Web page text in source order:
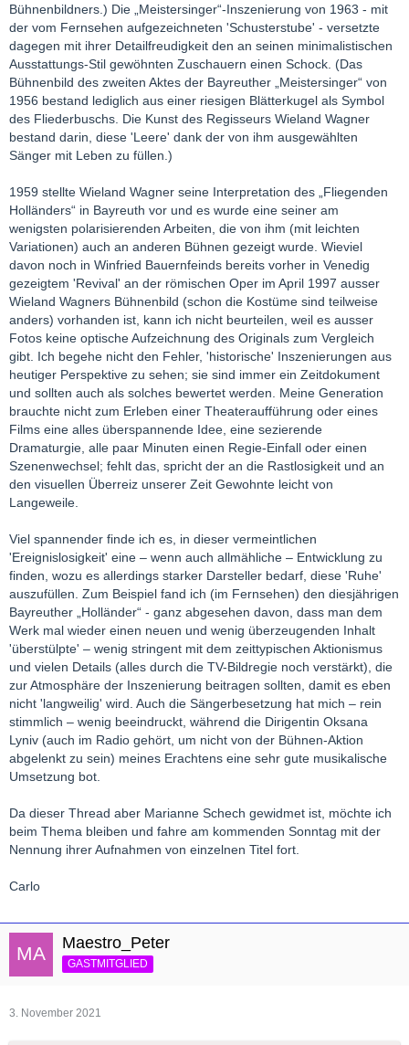
Bühnenbildners.) Die „Meistersinger“-Inszenierung von 1963 - mit
der vom Fernsehen aufgezeichneten 'Schusterstube' - versetzte
dagegen mit ihrer Detailfreudigkeit den an seinen minimalistischen
Ausstattungs-Stil gewöhnten Zuschauern einen Schock. (Das
Bühnenbild des zweiten Aktes der Bayreuther „Meistersinger“ von
1956 bestand lediglich aus einer riesigen Blätterkugel als Symbol
des Fliederbuschs. Die Kunst des Regisseurs Wieland Wagner
bestand darin, diese 'Leere' dank der von ihm ausgewählten
Sänger mit Leben zu füllen.)
1959 stellte Wieland Wagner seine Interpretation des „Fliegenden
Holländers“ in Bayreuth vor und es wurde eine seiner am
wenigsten polarisierenden Arbeiten, die von ihm (mit leichten
Variationen) auch an anderen Bühnen gezeigt wurde. Wieviel
davon noch in Winfried Bauernfeinds bereits vorher in Venedig
gezeigtem 'Revival' an der römischen Oper im April 1997 ausser
Wieland Wagners Bühnenbild (schon die Kostüme sind teilweise
anders) vorhanden ist, kann ich nicht beurteilen, weil es ausser
Fotos keine optische Aufzeichnung des Originals zum Vergleich
gibt. Ich begehe nicht den Fehler, 'historische' Inszenierungen aus
heutiger Perspektive zu sehen; sie sind immer ein Zeitdokument
und sollten auch als solches bewertet werden. Meine Generation
brauchte nicht zum Erleben einer Theateraufführung oder eines
Films eine alles überspannende Idee, eine sezierende
Dramaturgie, alle paar Minuten einen Regie-Einfall oder einen
Szenenwechsel; fehlt das, spricht der an die Rastlosigkeit und an
den visuellen Überreiz unserer Zeit Gewohnte leicht von
Langeweile.
Viel spannender finde ich es, in dieser vermeintlichen
'Ereignislosigkeit' eine – wenn auch allmähliche – Entwicklung zu
finden, wozu es allerdings starker Darsteller bedarf, diese 'Ruhe'
auszufüllen. Zum Beispiel fand ich (im Fernsehen) den diesjährigen
Bayreuther „Holländer“ - ganz abgesehen davon, dass man dem
Werk mal wieder einen neuen und wenig überzeugenden Inhalt
'überstülpte' – wenig stringent mit dem zeittypischen Aktionismus
und vielen Details (alles durch die TV-Bildregie noch verstärkt), die
zur Atmosphäre der Inszenierung beitragen sollten, damit es eben
nicht 'langweilig' wird. Auch die Sängerbesetzung hat mich – rein
stimmlich – wenig beeindruckt, während die Dirigentin Oksana
Lyniv (auch im Radio gehört, um nicht von der Bühnen-Aktion
abgelenkt zu sein) meines Erachtens eine sehr gute musikalische
Umsetzung bot.
Da dieser Thread aber Marianne Schech gewidmet ist, möchte ich
beim Thema bleiben und fahre am kommenden Sonntag mit der
Nennung ihrer Aufnahmen von einzelnen Titel fort.
Carlo
Maestro_Peter
GASTMITGLIED
3. November 2021